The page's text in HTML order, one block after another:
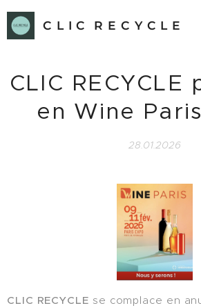
C L I C R E C Y C L E
CLIC RECYCLE
en Wine
28.01.2026
CLIC RECYCLE se complace en